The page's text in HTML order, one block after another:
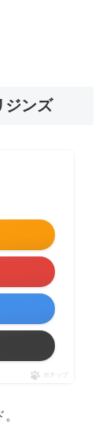
ジンズ
ポチップ